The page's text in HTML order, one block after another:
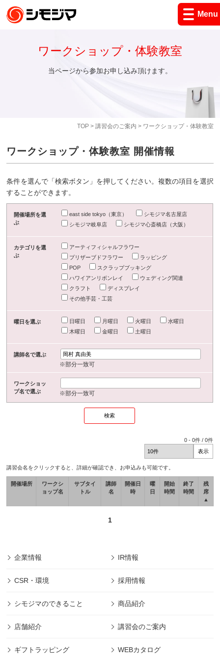
Menu
TOP> 講習会のご案内 > ワークショップ・体験教室
ワークショップ・体験教室
当ページから参加お申し込み頂けます。
ワークショップ・体験教室 開催情報
条件を選んで「検索ボタン」を押してください。複数の項目を選択
することができます。
開催場所を選
ぶ
east side tokyo（東京）
シモジマ名古屋店
シモジマ岐阜店
シモジマ心斎橋店（大阪）
カテゴリを選
ぶ
アーティフィシャルフラワー
プリザーブドフラワー
ラッピング
POP
スクラップブッキング
ハワイアンリボンレイ
ウェディング関連
クラフト
ディスプレイ
その他手芸・工芸
曜日を選ぶ 日曜日 月曜日 火曜日
水曜日
木曜日
金曜日 土曜日
講師名で選ぶ
※部分一致可
ワークショッ
プ名で選ぶ
※部分一致可
0 -0件 /0件
講習会名をクリックすると、詳細が確認でき、お申込みも可能です。
開催場所
ワークシ
ョップ名
サブタイ
トル
講師
名
開催日
時
曜
日
開始
時間
終了
時間
残
席
▲
1
企業情報 IR情報
CSR・環境 採用情報
シモジマのできること 商品紹介
店舗紹介 講習会のご案内
ギフトラッピング WEBカタログ